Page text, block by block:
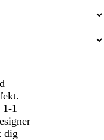
1-1
dig